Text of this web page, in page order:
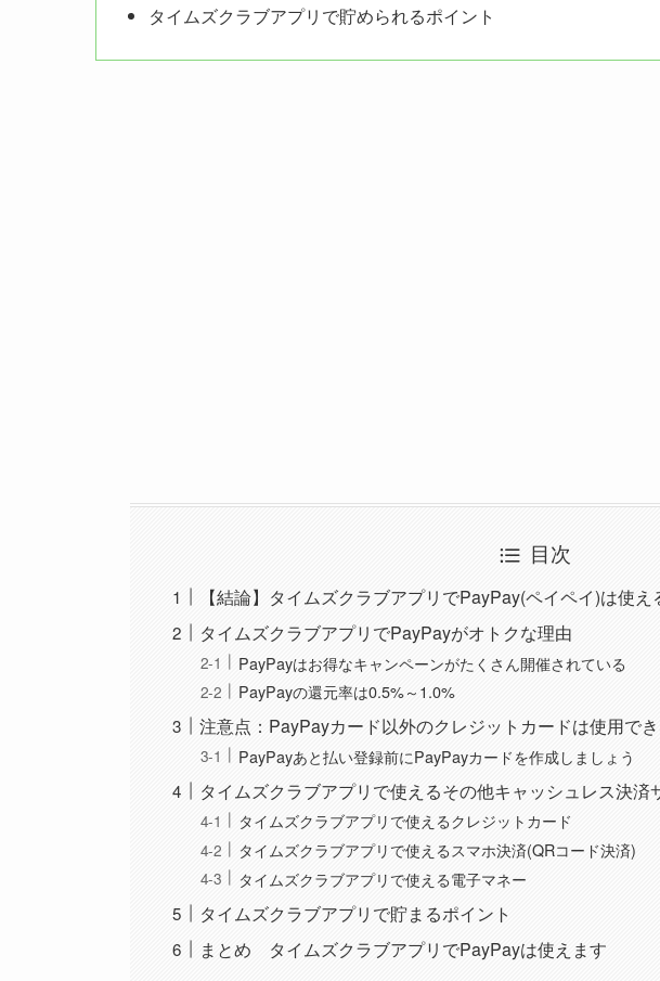
タイムズクラブアプリで貯められるポイント
目次
【結論】タイムズクラブアプリでPayPay(ペイペイ)は使
タイムズクラブアプリでPayPayがオトクな理由
PayPayはお得なキャンペーンがたくさん開催されている
PayPayの還元率は0.5%～1.0%
注意点：PayPayカード以外のクレジットカードは使用で
PayPayあと払い登録前にPayPayカードを作成しましょう
タイムズクラブアプリで使えるその他キャッシュレス決済
タイムズクラブアプリで使えるクレジットカード
タイムズクラブアプリで使えるスマホ決済(QRコード決済)
タイムズクラブアプリで使える電子マネー
タイムズクラブアプリで貯まるポイント
まとめ タイムズクラブアプリでPayPayは使えます